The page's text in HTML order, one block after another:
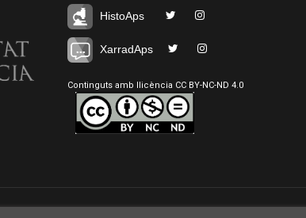
HistoAps
XarradAps
Continguts amb llicència CC BY-NC-ND 4.0